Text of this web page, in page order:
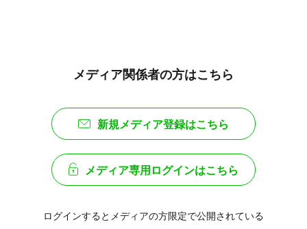
メディア関係者の方はこちら
新規メディア登録はこちら
メディア専用ログインはこちら
ログインするとメディアの方限定で公開されている